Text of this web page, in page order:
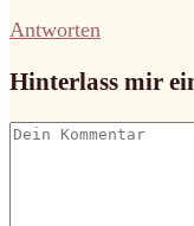
Antworten
Hinterlass mir